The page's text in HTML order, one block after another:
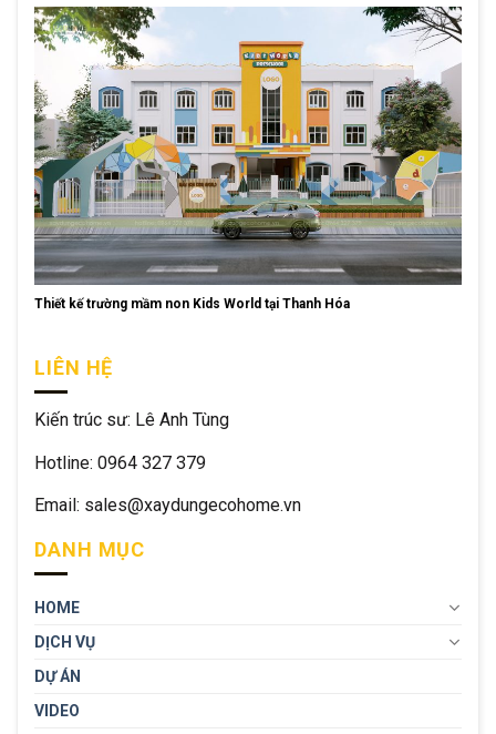
Thiết kế trường mầm non Kids World tại Thanh Hóa
LIÊN HỆ
Kiến trúc sư: Lê Anh Tùng
Hotline: 0964 327 379
Email: sales@xaydungecohome.vn
DANH MỤC
HOME
DỊCH VỤ
DỰ ÁN
VIDEO